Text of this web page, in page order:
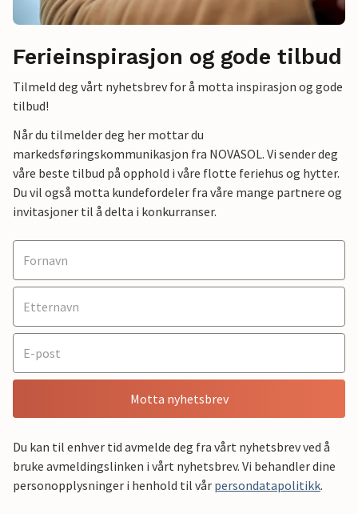
Ferieinspirasjon og gode tilbud
Tilmeld deg vårt nyhetsbrev for å motta inspirasjon og gode
tilbud!
Når du tilmelder deg her mottar du
markedsføringskommunikasjon fra NOVASOL. Vi sender deg
våre beste tilbud på opphold i våre flotte feriehus og hytter.
Du vil også motta kundefordeler fra våre mange partnere og
invitasjoner til å delta i konkurranser.
Motta nyhetsbrev
Du kan til enhver tid avmelde deg fra vårt nyhetsbrev ved å
bruke avmeldingslinken i vårt nyhetsbrev. Vi behandler dine
personopplysninger i henhold til vår persondatapolitikk.